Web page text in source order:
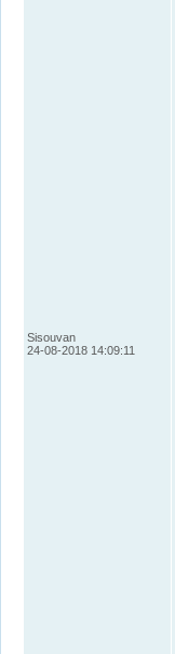
Sisouvan
24-08-2018 14:09:11